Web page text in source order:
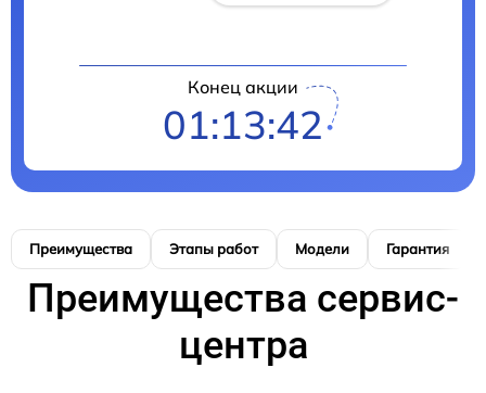
Конец акции
01:13:41
Преимущества Этапы работ Модели Гарантия
Преимущества сервис-
центра